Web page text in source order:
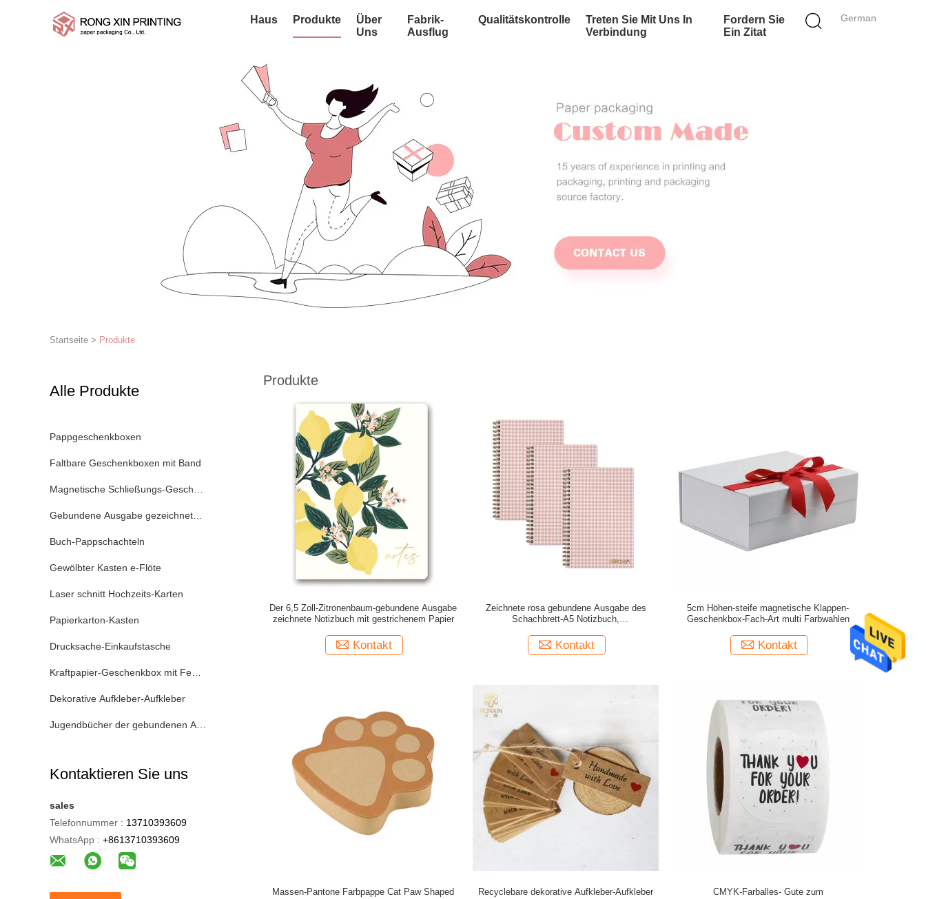
German
Haus Produkte
Über
Uns
Fabrik-
Ausflug
Qualitätskontrolle
Treten Sie Mit Uns In
Verbindung
Fordern Sie
Ein Zitat
Startseite > Produkte
Alle Produkte
Pappgeschenkboxen
Faltbare Geschenkboxen mit Band
Magnetische Schließungs-Geschenkbox
Gebundene Ausgabe gezeichnetes Notizbuch
Buch-Pappschachteln
Gewölbter Kasten e-Flöte
Laser schnitt Hochzeits-Karten
Papierkarton-Kasten
Drucksache-Einkaufstasche
Kraftpapier-Geschenkbox mit Fenster
Dekorative Aufkleber-Aufkleber
Jugendbücher der gebundenen Ausgabe
Kontaktieren Sie uns
sales
Telefonnummer : 13710393609
WhatsApp : +8613710393609
Produkte
Der 6,5 Zoll-Zitronenbaum-gebundene Ausgabe
zeichnete Notizbuch mit gestrichenem Papier
Kontakt
Zeichnete rosa gebundene Ausgabe des
Schachbrett-A5 Notizbuch,
Kontakt
5cm Höhen-steife magnetische Klappen-
Geschenkbox-Fach-Art multi Farbwahlen
Kontakt
Massen-Pantone Farbpappe Cat Paw Shaped
Recyclebare dekorative Aufkleber-Aufkleber
CMYK-Farballes- Gute zum